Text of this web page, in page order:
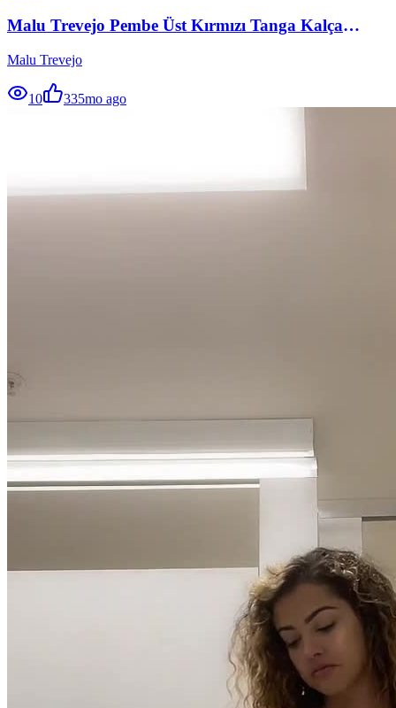
Malu Trevejo Pembe Üst Kırmızı Tanga Kalça
Malu Trevejo
10 335mo ago